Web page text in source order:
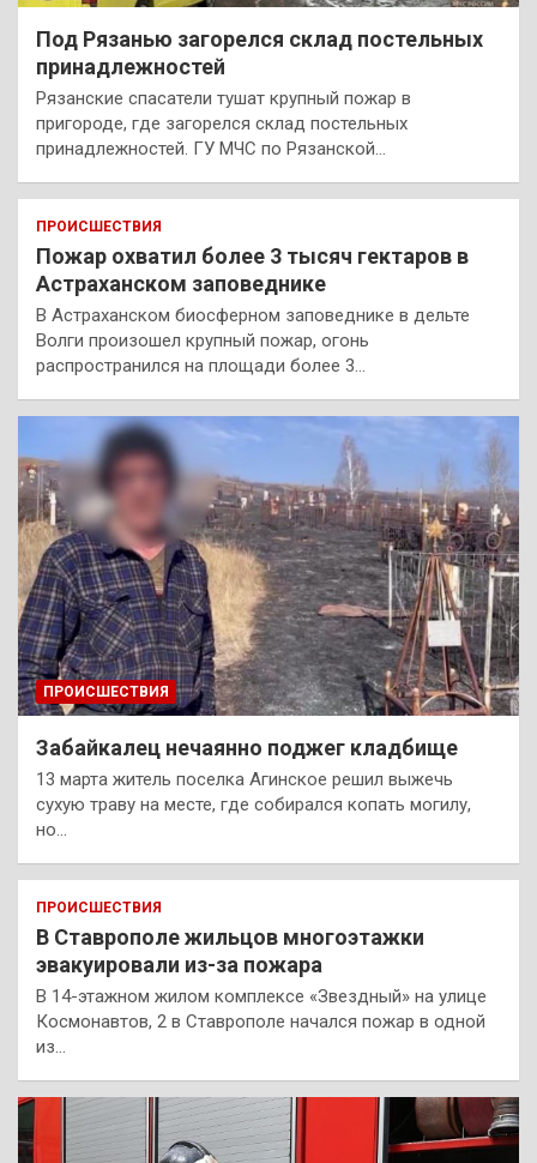
Под Рязанью загорелся склад постельных
принадлежностей
Рязанские спасатели тушат крупный пожар в
пригороде, где загорелся склад постельных
принадлежностей. ГУ МЧС по Рязанской…
ПРОИСШЕСТВИЯ
Пожар охватил более 3 тысяч гектаров в
Астраханском заповеднике
В Астраханском биосферном заповеднике в дельте
Волги произошел крупный пожар, огонь
распространился на площади более 3…
ПРОИСШЕСТВИЯ
Забайкалец нечаянно поджег кладбище
13 марта житель поселка Агинское решил выжечь
сухую траву на месте, где собирался копать могилу,
но…
ПРОИСШЕСТВИЯ
В Ставрополе жильцов многоэтажки
эвакуировали из-за пожара
В 14-этажном жилом комплексе «Звездный» на улице
Космонавтов, 2 в Ставрополе начался пожар в одной
из…